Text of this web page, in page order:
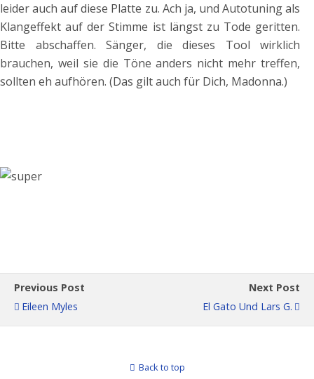
leider auch auf diese Platte zu. Ach ja, und Autotuning als
Klangeffekt auf der Stimme ist längst zu Tode geritten.
Bitte abschaffen. Sänger, die dieses Tool wirklich
brauchen, weil sie die Töne anders nicht mehr treffen,
sollten eh aufhören. (Das gilt auch für Dich, Madonna.)
Previous Post
Eileen Myles
Next Post
El Gato Und Lars G.
Back to top